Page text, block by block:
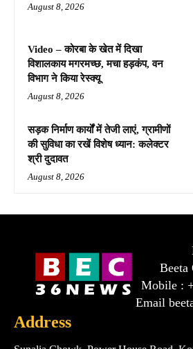
August 8, 2026
Video – कोरबा के खेत में दिखा
विशालकाय मगरमच्छ, मचा हड़कंप, वन
विभाग ने किया रेस्क्यू
August 8, 2026
सड़क निर्माण कार्यों में तेजी लाएं, ग्रामीणों
की सुविधा का रखें विशेष ध्यान: कलेक्टर
श्री दुदावत
August 8, 2026
Beeta
Mobile :
Email
Address